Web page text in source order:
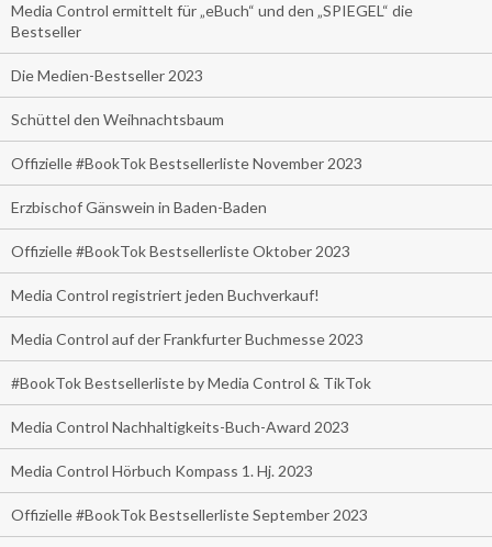
Media Control ermittelt für „eBuch“ und den „SPIEGEL“ die
Bestseller
Die Medien-Bestseller 2023
Schüttel den Weihnachtsbaum
Offizielle #BookTok Bestsellerliste November 2023
Erzbischof Gänswein in Baden-Baden
Offizielle #BookTok Bestsellerliste Oktober 2023
Media Control registriert jeden Buchverkauf!
Media Control auf der Frankfurter Buchmesse 2023
#BookTok Bestsellerliste by Media Control & TikTok
Media Control Nachhaltigkeits-Buch-Award 2023
Media Control Hörbuch Kompass 1. Hj. 2023
Offizielle #BookTok Bestsellerliste September 2023